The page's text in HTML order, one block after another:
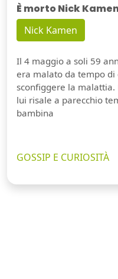
È morto Nick
Nick Kamen
Il 4 maggio a soli 59
era malato da tempo di
sconfiggere la
lui risale a parecchio
bambina
GOSSIP E CURIOSITÀ